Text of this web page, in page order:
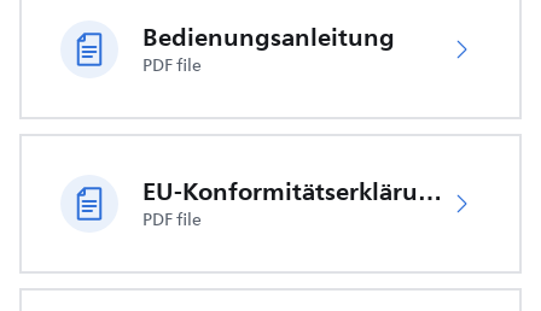
Bedienungsanleitung
PDF file
EU-Konformitätserklärung
PDF file